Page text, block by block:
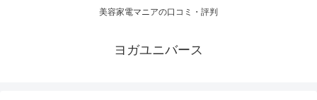
美容家電マニアの口コミ・評判
ヨガユニバース